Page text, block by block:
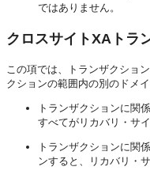
ではありません。
クロスサイトXAトラ
この項では、トランザクショ
クションの範囲内の別のドメ
トランザクションに関
すべてがリカバリ・サ
トランザクションに関
ンすると、リカバリ・